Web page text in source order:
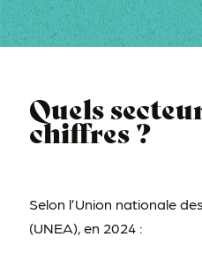
Quels
chiffres ?
Selon l’Union nationale
(UNEA), en 2024 :